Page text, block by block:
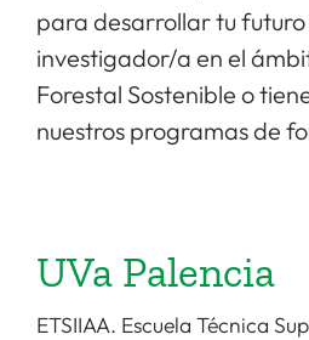
para desarrollar tu
investigador/a en el
Forestal Sostenible o
nuestros programas de
UVa Palencia
ETSIIAA. Escuela Técnica